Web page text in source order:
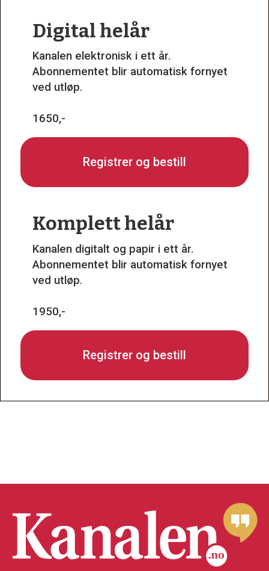
Digital helår
Kanalen elektronisk i ett år.
Abonnementet blir automatisk fornyet
ved utløp.
1650,-
Registrer og bestill
Komplett helår
Kanalen digitalt og papir i ett år.
Abonnementet blir automatisk fornyet
ved utløp.
1950,-
Registrer og bestill